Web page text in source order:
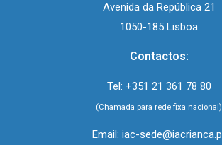
Avenida da República 21
1050-185 Lisboa
Contactos:
Tel: +351 21 361 78 80
(Chamada para rede fixa nacional)
Email: iac-